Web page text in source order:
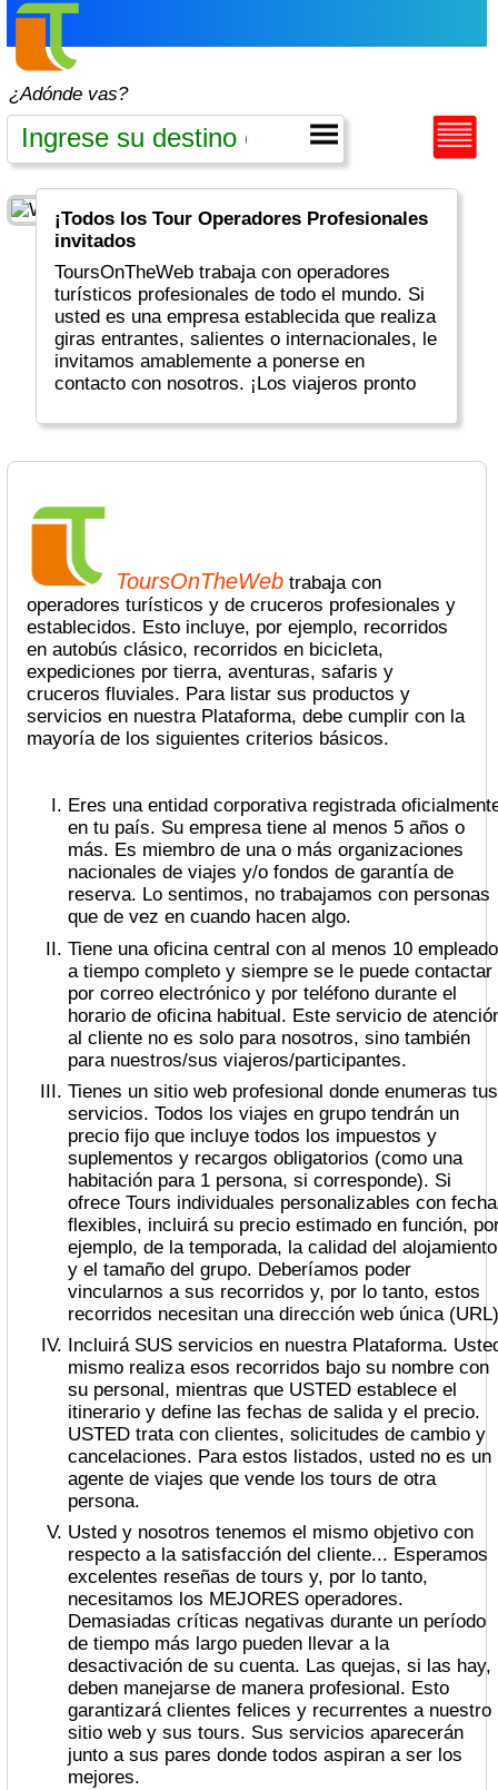
¿Adónde vas?
¡Todos los Tour Operadores Profesionales
invitados
ToursOnTheWeb trabaja con operadores
turísticos profesionales de todo el mundo. Si
usted es una empresa establecida que realiza
giras entrantes, salientes o internacionales, le
invitamos amablemente a ponerse en
contacto con nosotros. ¡Los viajeros pronto
ToursOnTheWebtrabaja con
operadores turísticos y de cruceros profesionales y
establecidos. Esto incluye, por ejemplo, recorridos
en autobús clásico, recorridos en bicicleta,
expediciones por tierra, aventuras, safaris y
cruceros fluviales. Para listar sus productos y
servicios en nuestra Plataforma, debe cumplir con la
mayoría de los siguientes criterios básicos.
Eres una entidad corporativa registrada oficialmente
en tu país. Su empresa tiene al menos 5 años o
más. Es miembro de una o más organizaciones
nacionales de viajes y/o fondos de garantía de
reserva. Lo sentimos, no trabajamos con personas
que de vez en cuando hacen algo.
Tiene una oficina central con al menos 10 empleados
a tiempo completo y siempre se le puede contactar
por correo electrónico y por teléfono durante el
horario de oficina habitual. Este servicio de
al cliente no es solo para nosotros, sino también
para nuestros/sus viajeros/participantes.
Tienes un sitio web profesional donde enumeras tus
servicios. Todos los viajes en grupo tendrán un
precio fijo que incluye todos los impuestos y
suplementos y recargos obligatorios (como una
habitación para 1 persona, si corresponde). Si
ofrece Tours individuales personalizables con
flexibles, incluirá su precio estimado en función,
ejemplo, de la temporada, la calidad del alojamiento
y el tamaño del grupo. Deberíamos poder
vincularnos a sus recorridos y, por lo tanto, estos
recorridos necesitan una dirección web única
Incluirá SUS servicios en nuestra Plataforma. Usted
mismo realiza esos recorridos bajo su nombre con
su personal, mientras que USTED establece el
itinerario y define las fechas de salida y el precio.
USTED trata con clientes, solicitudes de cambio y
cancelaciones. Para estos listados, usted no es un
agente de viajes que vende los tours de otra
persona.
Usted y nosotros tenemos el mismo objetivo con
respecto a la satisfacción del cliente... Esperamos
excelentes reseñas de tours y, por lo tanto,
necesitamos los MEJORES operadores.
Demasiadas críticas negativas durante un período
de tiempo más largo pueden llevar a la
desactivación de su cuenta. Las quejas, si las hay,
deben manejarse de manera profesional. Esto
garantizará clientes felices y recurrentes a nuestro
sitio web y sus tours. Sus servicios aparecerán
junto a sus pares donde todos aspiran a ser los
mejores.